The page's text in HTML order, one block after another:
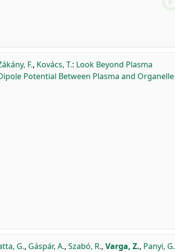
F., Kovács, T.: Look Beyond Plasma
Potential Between Plasma and Organelle
G., Gáspár, A., Szabó, R., Varga, Z., Panyi, G.